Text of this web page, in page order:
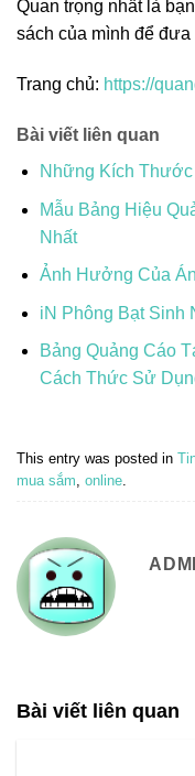
Quan trọng nhất là
sách của mình để
Trang chủ: https://
Bài viết liên quan
Những Kích
Mẫu Bảng Hiệu
Nhất
Ảnh Hưởng Của
iN Phông Bạt Sinh
Bảng Quảng Cáo
Cách Thức Sử
This entry was posted in
mua sắm, online.
Bài viết liên quan